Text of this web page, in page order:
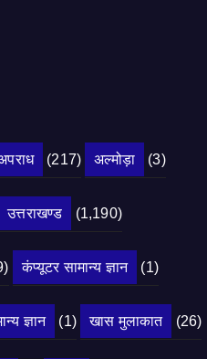
(217) अल्मोड़ा (3)
उत्तराखण्ड (1,190)
कंप्यूटर सामान्य ज्ञान (1)
ज्ञान (1) खास मुलाकात (26)